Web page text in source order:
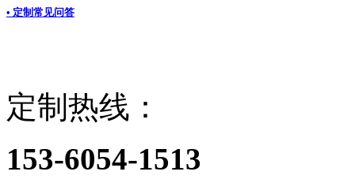
• 定制常见问答
定制热线：
153-6054-1513